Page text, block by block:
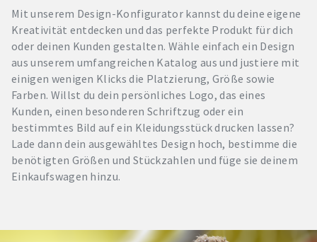
Mit unserem Design-Konfigurator kannst du deine eigene
Kreativität entdecken und das perfekte Produkt für dich
oder deinen Kunden gestalten. Wähle einfach ein Design
aus unserem umfangreichen Katalog aus und justiere mit
einigen wenigen Klicks die Platzierung, Größe sowie
Farben. Willst du dein persönliches Logo, das eines
Kunden, einen besonderen Schriftzug oder ein
bestimmtes Bild auf ein Kleidungsstück drucken lassen?
Lade dann dein ausgewähltes Design hoch, bestimme die
benötigten Größen und Stückzahlen und füge sie deinem
Einkaufswagen hinzu.